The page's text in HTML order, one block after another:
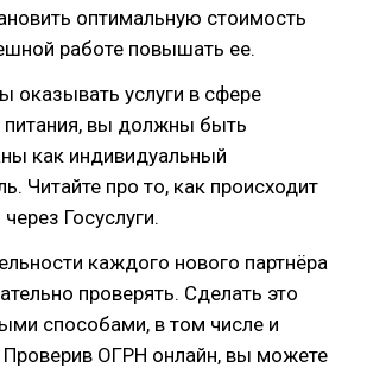
оптимальную стоимость
работе повышать ее.
оказывать услуги в сфере
питания, вы должны быть
как индивидуальный
Читайте про то, как происходит
Госуслуги.
каждого нового партнёра
проверять. Сделать это
способами, в том числе и
Проверив ОГРН онлайн, вы можете